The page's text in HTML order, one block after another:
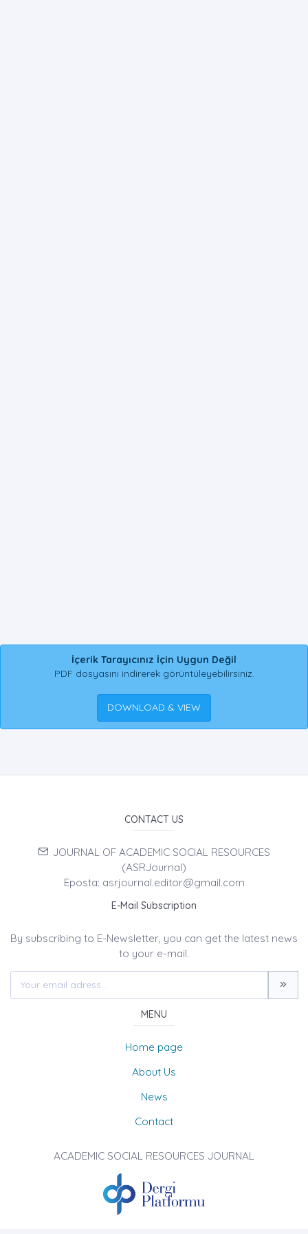
İçerik Tarayıcınız İçin Uygun Değil
PDF dosyasını indirerek görüntüleyebilirsiniz.
DOWNLOAD & VIEW
CONTACT US
JOURNAL OF ACADEMIC SOCIAL RESOURCES
(ASRJournal)
Eposta: asrjournal.editor@gmail.com
E-Mail Subscription
By subscribing to E-Newsletter, you can get the latest news
to your e-mail.
MENU
Home page
About Us
News
Contact
ACADEMIC SOCIAL RESOURCES JOURNAL